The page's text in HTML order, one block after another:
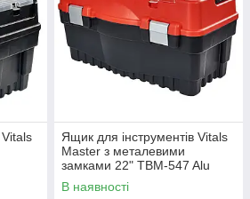
Vitals
Ящик для інструментів Vitals
Master з металевими
замками 22" TBM-547 Alu
В наявності